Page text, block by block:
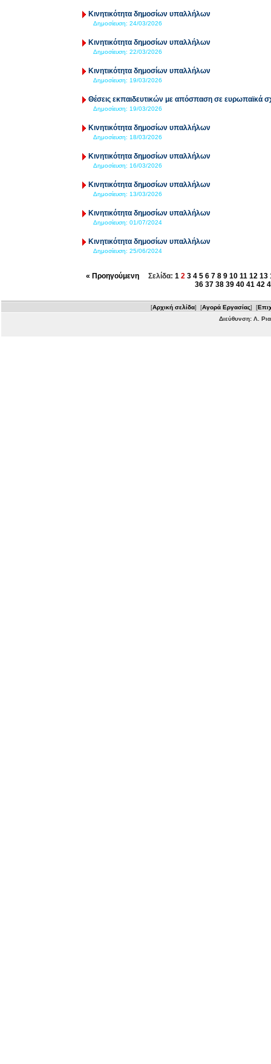
Κινητικότητα δημοσίων υπαλλήλων
Δημοσίευση: 24/03/2026
Κινητικότητα δημοσίων υπαλλήλων
Δημοσίευση: 22/03/2026
Κινητικότητα δημοσίων υπαλλήλων
Δημοσίευση: 19/03/2026
Θέσεις εκπαιδευτικών με απόσπαση σε ευρωπαϊκά
Δημοσίευση: 19/03/2026
Κινητικότητα δημοσίων υπαλλήλων
Δημοσίευση: 18/03/2026
Κινητικότητα δημοσίων υπαλλήλων
Δημοσίευση: 16/03/2026
Κινητικότητα δημοσίων υπαλλήλων
Δημοσίευση: 13/03/2026
Κινητικότητα δημοσίων υπαλλήλων
Δημοσίευση: 01/07/2024
Κινητικότητα δημοσίων υπαλλήλων
Δημοσίευση: 25/06/2024
« ΠροηγούμενηΣελίδα: 1 2 3 4 5 6 7 8 9 10 11 12 13
36 37 38 39 40 41 42
[Αρχική σελίδα] [Αγορά Εργασίας] [
Διεύθυνση: Λ.